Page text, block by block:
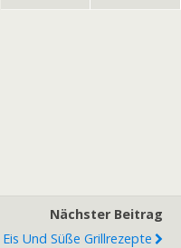
Nächster Beitrag
Eis Und Süße Grillrezepte